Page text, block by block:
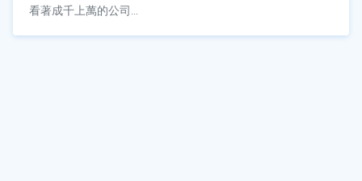
看著成千上萬的公司...